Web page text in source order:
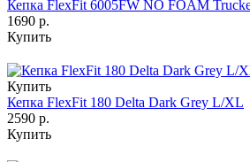
Кепка FlexFit 6005FW NO FOAM
1690 р.
Купить
Купить
Кепка FlexFit 180 Delta Dark Grey L/XL
2590 р.
Купить